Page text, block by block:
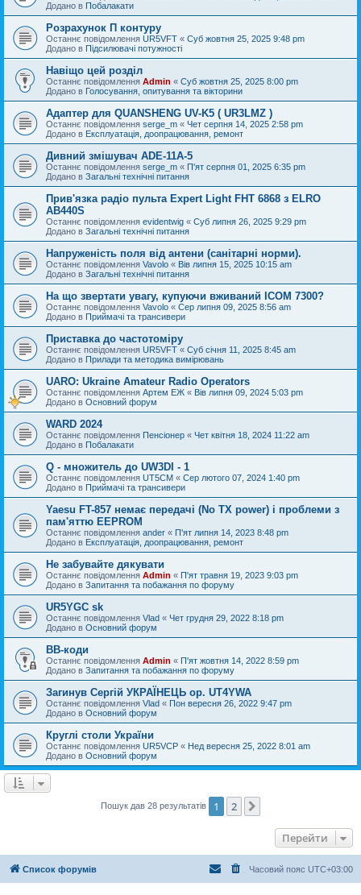
Додано в Побалакати
Розрахунок П контуру
Останнє повідомлення UR5VFT « Суб жовтня 25, 2025 9:48 pm
Додано в Підсилювачі потужності
Навіщо цей розділ
Останнє повідомлення Admin « Суб жовтня 25, 2025 8:00 pm
Додано в Голосування, опитування та вікторини
Адаптер для QUANSHENG UV-K5 ( UR3LMZ )
Останнє повідомлення serge_m « Чет серпня 14, 2025 2:58 pm
Додано в Експлуатація, доопрацювання, ремонт
Дивний змішувач ADE-11A-5
Останнє повідомлення serge_m « П'ят серпня 01, 2025 6:35 pm
Додано в Загальні технічні питання
Прив'язка радіо пульта Expert Light FHT 6868 з ELRO
AB440S
Останнє повідомлення evidentwig « Суб липня 26, 2025 9:29 pm
Додано в Загальні технічні питання
Напруженість поля від антени (санітарні норми).
Останнє повідомлення Vavolo « Вів липня 15, 2025 10:15 am
Додано в Загальні технічні питання
На що звертати увагу, купуючи вживаний ICOM 7300?
Останнє повідомлення Vavolo « Сер липня 09, 2025 8:56 am
Додано в Приймачі та трансивери
Приставка до частотоміру
Останнє повідомлення UR5VFT « Суб січня 11, 2025 8:45 am
Додано в Прилади та методика вимірювань
UARO: Ukraine Аmateur Radio Operators
Останнє повідомлення Артем ЕЖ « Вів липня 09, 2024 5:03 pm
Додано в Основний форум
WARD 2024
Останнє повідомлення Пенсіонер « Чет квітня 18, 2024 11:22 am
Додано в Побалакати
Q - множитель до UW3DI - 1
Останнє повідомлення UT5CM « Сер лютого 07, 2024 1:40 pm
Додано в Приймачі та трансивери
Yaesu FT-857 немає передачі (No TX power) і проблеми з
пам'яттю EEPROM
Останнє повідомлення ander « П'ят липня 14, 2023 8:48 pm
Додано в Експлуатація, доопрацювання, ремонт
Не забувайте дякувати
Останнє повідомлення Admin « П'ят травня 19, 2023 9:03 pm
Додано в Запитання та побажання по форуму
UR5YGC sk
Останнє повідомлення Vlad « Чет грудня 29, 2022 8:18 pm
Додано в Основний форум
BB-коди
Останнє повідомлення Admin « П'ят жовтня 14, 2022 8:59 pm
Додано в Запитання та побажання по форуму
Загинув Сергій УКРАЇНЕЦЬ op. UT4YWA
Останнє повідомлення Vlad « Пон вересня 26, 2022 9:47 pm
Додано в Основний форум
Круглі столи України
Останнє повідомлення UR5VCP « Нед вересня 25, 2022 8:01 am
Додано в Основний форум
Пошук дав 28 результатів 1 2
Перейти
Список форумів Часовий пояс UTC+03:00